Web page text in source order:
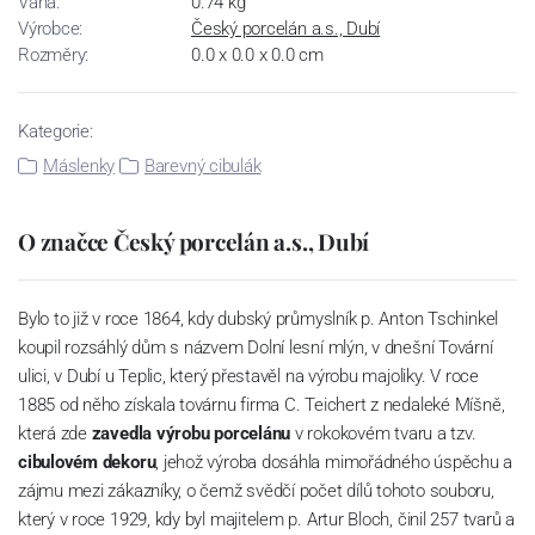
Výrobce:
Český porcelán a.s., Dubí
Rozměry:
0.0 x 0.0 x 0.0 cm
Kategorie:
Máslenky
Barevný cibulák
O značce Český porcelán a.s., Dubí
Bylo to již v roce 1864, kdy dubský průmyslník p. Anton Tschinkel
koupil rozsáhlý dům s názvem Dolní lesní mlýn, v dnešní Tovární
ulici, v Dubí u Teplic, který přestavěl na výrobu majoliky. V roce
1885 od něho získala továrnu firma C. Teichert z nedaleké Míšně,
která zdezavedla výrobu porcelánu v rokokovém tvaru a tzv.
cibulovém dekoru, jehož výroba dosáhla mimořádného úspěchu a
zájmu mezi zákazníky, o čemž svědčí počet dílů tohoto souboru,
který v roce 1929, kdy byl majitelem p. Artur Bloch, činil 257 tvarů a